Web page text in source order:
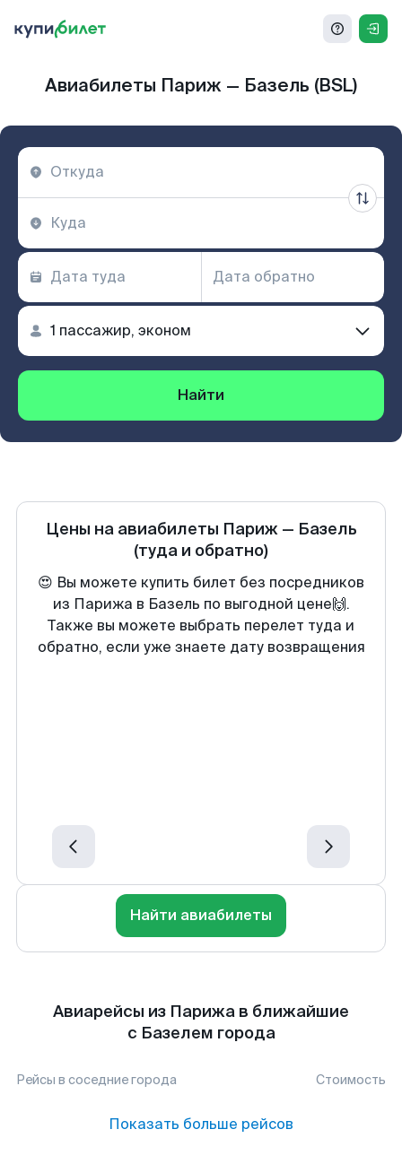
Авиабилеты Париж — Базель (BSL)
Найти
Цены на авиабилеты Париж— Базель
(туда и обратно)
😍 Вы можете купить билет без посредников
из Парижа в Базель по выгодной цене🙌.
Также вы можете выбрать перелет туда и
обратно, если уже знаете дату возвращения
Найти авиабилеты
Авиарейсы из Парижа в ближайшие
с Базелем города
Рейсы в соседние города Стоимость
Показать больше рейсов